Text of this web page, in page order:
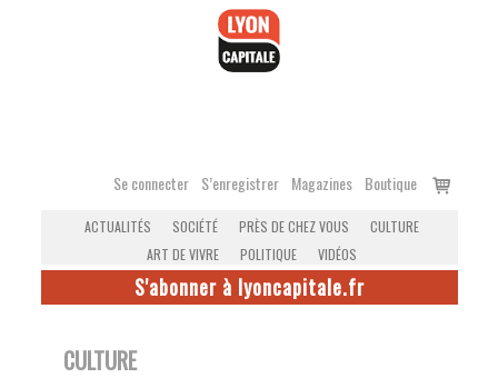
Se connecter S’enregistrer Magazines Boutique
Voir
ACTUALITÉS SOCIÉTÉ PRÈS DE CHEZ VOUS
CULTURE
ART DE VIVRE
POLITIQUE VIDÉOS
S'abonner à lyoncapitale.fr
CULTURE